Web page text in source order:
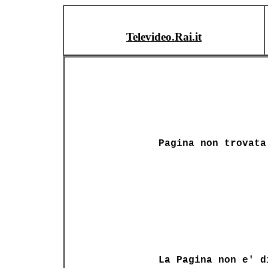
Televideo.Rai.it
Pagina non trovata
La Pagina non e'